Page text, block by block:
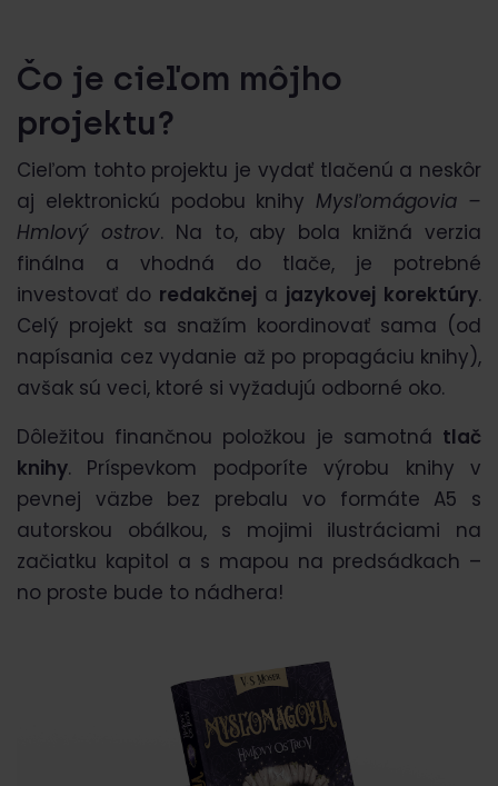
Čo je cieľom môjho
projektu?
Cieľom tohto projektu je vydať tlačenú a neskôr
aj elektronickú podobu knihyMysľomágovia –
Hmlový ostrov. Na to, aby bola knižná verzia
finálna a vhodná do tlače, je potrebné
investovať do redakčnej a jazykovej korektúry.
Celý projekt sa snažím koordinovať sama (od
napísania cez vydanie až po propagáciu knihy),
avšak sú veci, ktoré si vyžadujú odborné oko.
Dôležitou finančnou položkou je samotná tlač
knihy. Príspevkom podporíte výrobu knihy v
pevnej väzbe bez prebalu vo formáte A5 s
autorskou obálkou, s mojimi ilustráciami na
začiatku kapitol a s mapou na predsádkach –
no proste bude to nádhera!